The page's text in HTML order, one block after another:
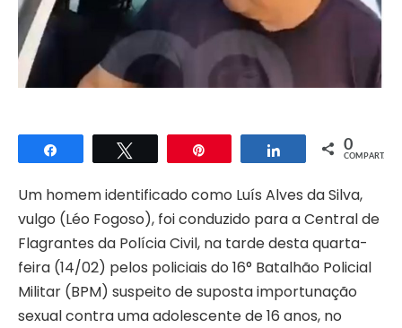
Compartilhar Compartilhar
0
COMPART.
Um homem identificado como Luís Alves da Silva,
vulgo (Léo Fogoso), foi conduzido para a Central de
Flagrantes da Polícia Civil, na tarde desta quarta-
feira (14/02) pelos policiais do 16° Batalhão Policial
Militar (BPM) suspeito de suposta importunação
sexual contra uma adolescente de 16 anos, no